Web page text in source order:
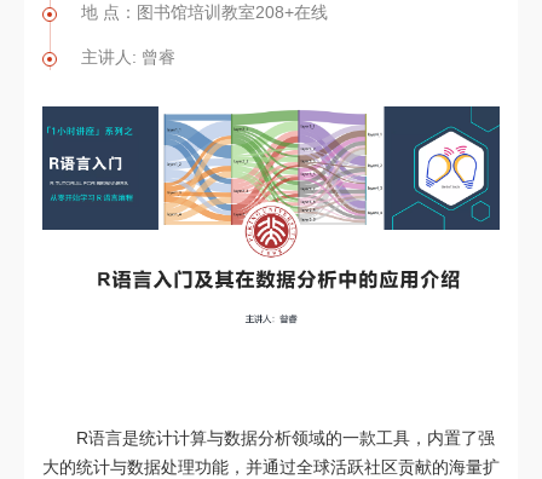
地 点：图书馆培训教室208+在线
主讲人: 曾睿
R语言是统计计算与数据分析领域的一款工具，内置了强
大的统计与数据处理功能，并通过全球活跃社区贡献的海量扩